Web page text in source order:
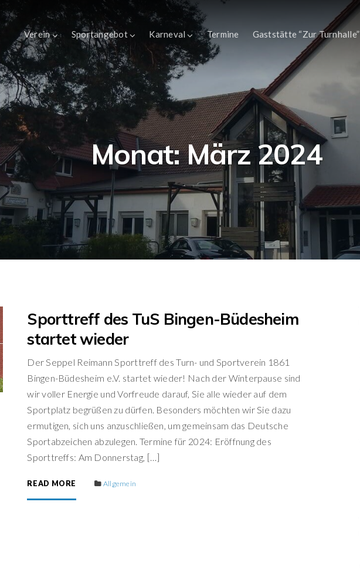
Verein Sportangebot Karneval Termine Gaststätte “Zur Turnhalle”
Monat:März 2024
Sporttreff des TuS Bingen-Büdesheim
startet wieder
Der Seppel Reimann Sporttreff des Turn- und Sportverein 1861
Bingen-Büdesheim e.V. startet wieder! Nach der Winterpause sind
wir voller Energie und Vorfreude darauf, Sie alle wieder auf dem
Sportplatz begrüßen zu dürfen. Besonders möchten wir Sie dazu
ermutigen, sich uns anzuschließen, um gemeinsam das Deutsche
Sportabzeichen abzulegen. Termine für 2024: Eröffnung des
Sporttreffs: Am Donnerstag, […]
READ MORE Allgemein